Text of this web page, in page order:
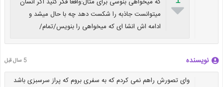

میتوانست جاذبه را شکست دهد چه با حال میشد و
ادامه اش انشا ای که میخواهی را بنویس/تمام/
نویسنده 5 سال قبل
وای تصورش راهم نمی کردم که به سفری بروم که پراز سرسبزی باشد